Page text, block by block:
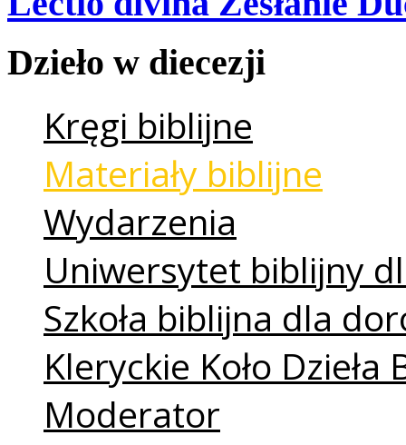
Dzieło w diecezji
Kręgi biblijne
Materiały biblijne
Wydarzenia
Uniwersytet biblijny
Szkoła biblijna dla
Kleryckie Koło
Moderator